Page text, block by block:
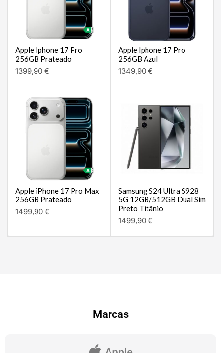
Apple Iphone 17 Pro
256GB Prateado
1399,90 €
Apple Iphone 17 Pro
256GB Azul
1349,90 €
Apple iPhone 17 Pro Max
256GB Prateado
1499,90 €
Samsung S24 Ultra S928
5G 12GB/512GB Dual Sim
Preto Titânio
1499,90 €
Marcas